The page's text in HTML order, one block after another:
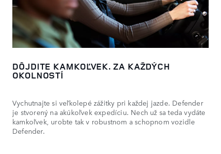
DÔJDITE KAMKOĽVEK. ZA KAŽDÝCH
OKOLNOSTÍ
Vychutnajte si veľkolepé zážitky pri každej jazde. Defender
je stvorený na akúkoľvek expedíciu. Nech už sa teda vydáte
kamkoľvek, urobte tak v robustnom a schopnom vozidle
Defender.